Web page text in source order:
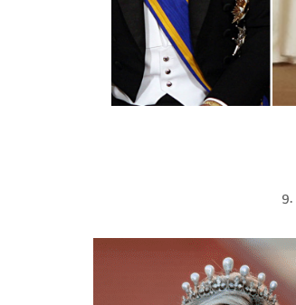
9.